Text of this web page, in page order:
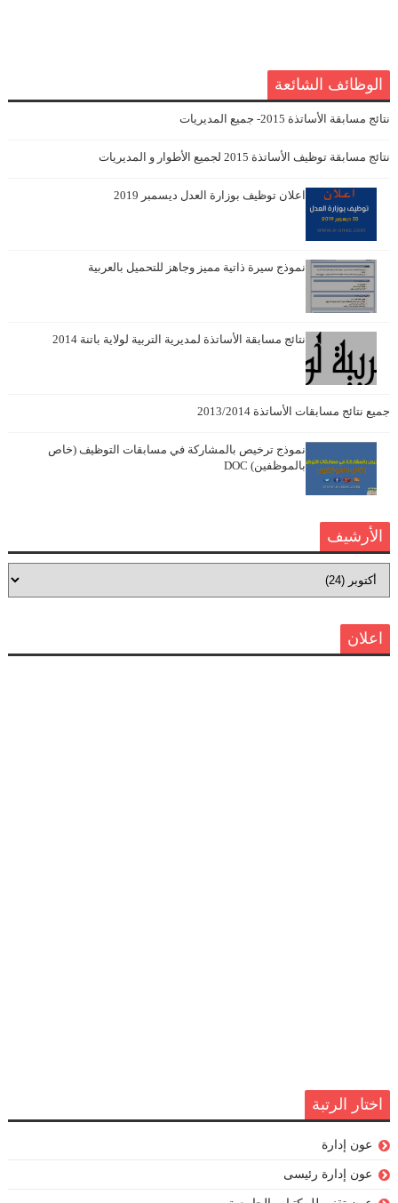
الوظائف الشائعة
نتائج مسابقة الأساتذة 2015- جميع المديريات
نتائج مسابقة توظيف الأساتذة 2015 لجميع الأطوار و المديريات
اعلان توظيف بوزارة العدل ديسمبر 2019
نموذج سيرة ذاتية مميز وجاهز للتحميل بالعربية
نتائج مسابقة الأساتذة لمديرية التربية لولاية باتنة 2014
جميع نتائج مسابقات الأساتذة 2013/2014
نموذج ترخيص بالمشاركة في مسابقات التوظيف (خاص
بالموظفين) DOC
الأرشيف
اعلان
اختار الرتبة
عون إدارة
عون إدارة رئيسى